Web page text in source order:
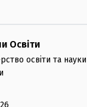
Освіти
освіти та науки